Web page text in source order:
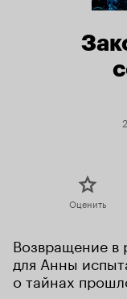
Оценить
Возвращение в
для Анны
о тайнах